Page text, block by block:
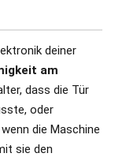
deiner
am
dass die Tür
oder
die Maschine
sie den